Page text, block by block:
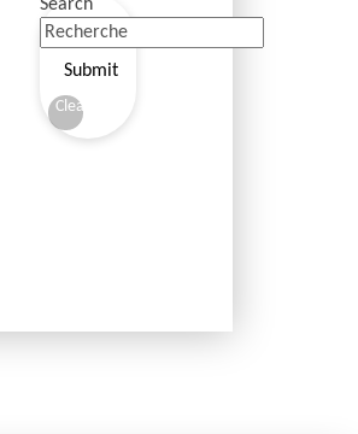
Search
Submit
Clear